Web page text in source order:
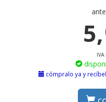
5,
cómpralo ya y